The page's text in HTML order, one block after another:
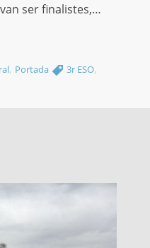
ser finalistes,…
, Portada 3r ESO,